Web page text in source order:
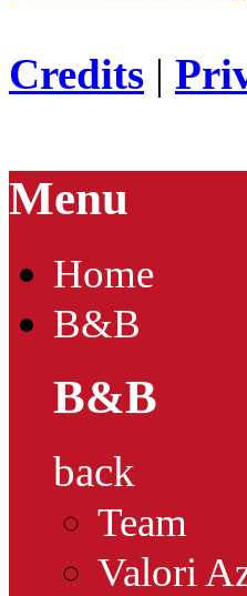
Credits |
Menu
Home
B&B
B&B
back
Team
Valori